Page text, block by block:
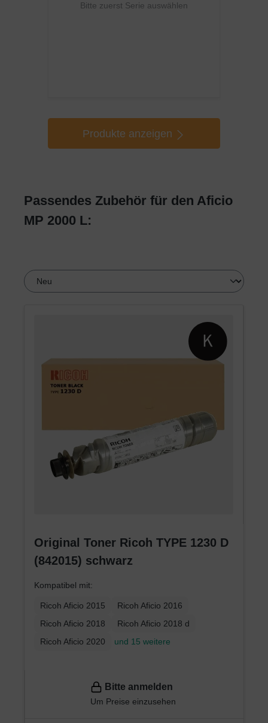
Bitte zuerst Serie auswählen
Produkte anzeigen
Passendes Zubehör für den Aficio
MP 2000 L:
Original Toner Ricoh TYPE 1230 D
(842015) schwarz
Kompatibel mit:
Ricoh Aficio 2015
Ricoh Aficio 2016
Ricoh Aficio 2018
Ricoh Aficio 2018 d
Ricoh Aficio 2020
und 15 weitere
Bitte anmelden
Um Preise einzusehen